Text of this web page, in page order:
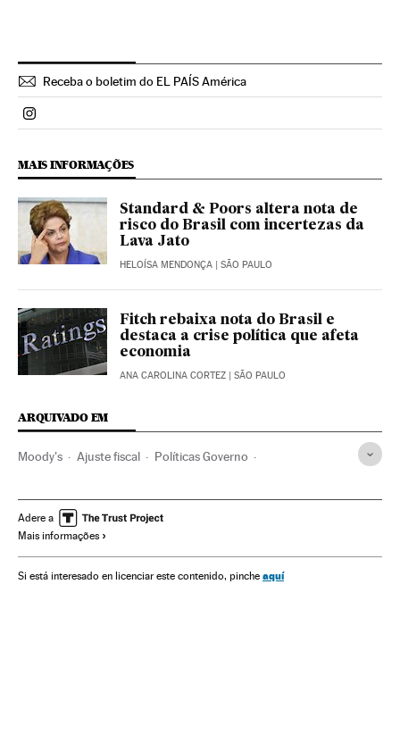
Receba o boletim do EL PAÍS América
Politica El País Brasil en Instagram
MAIS INFORMAÇÕES
Standard & Poors altera nota de
risco do Brasil com incertezas da
Lava Jato
HELOÍSA MENDONÇA | SÃO PAULO
Fitch rebaixa nota do Brasil e
destaca a crise política que afeta
economia
ANA CAROLINA CORTEZ | SÃO PAULO
ARQUIVADO EM
Moody's Ajuste fiscal Políticas Governo
Controle Fiscal Brasil Despesa pública
Política econômica
América do Sul América Latina Governo Brasil
Adere a
Mais informações
Si está interesado en licenciar este contenido, pinche aquí